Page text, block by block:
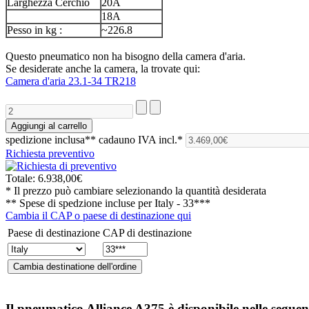
18A
Pesso in kg :
~226.8
Questo pneumatico non ha bisogno della camera d'aria.
Se desiderate anche la camera, la trovate qui:
Camera d'aria 23.1-34 TR218
spedizione inclusa** cadauno IVA incl.*
Richiesta preventivo
Totale: 6.938,00€
* Il prezzo può cambiare selezionando la quantità desiderata
** Spese di spedzione incluse perItaly - 33***
Cambia il CAP o paese di destinazione qui
Paese di destinazione CAP di destinazione